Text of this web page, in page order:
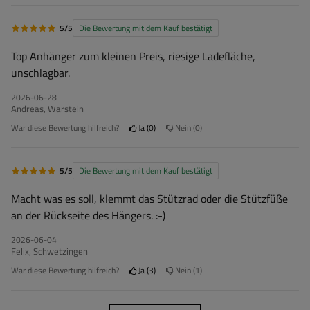
5/5 Die Bewertung mit dem Kauf bestätigt
Top Anhänger zum kleinen Preis, riesige Ladefläche,
unschlagbar.
2026-06-28
Andreas, Warstein
War diese Bewertung hilfreich? Ja 0 Nein 0
5/5 Die Bewertung mit dem Kauf bestätigt
Macht was es soll, klemmt das Stützrad oder die Stützfüße
an der Rückseite des Hängers. :-)
2026-06-04
Felix, Schwetzingen
War diese Bewertung hilfreich? Ja 3 Nein 1